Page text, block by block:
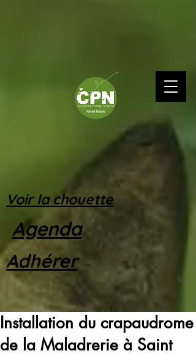
Voir la chouette
Adhérer
Agenda
Installation du crapaudrome
de la Maladrerie à Saint